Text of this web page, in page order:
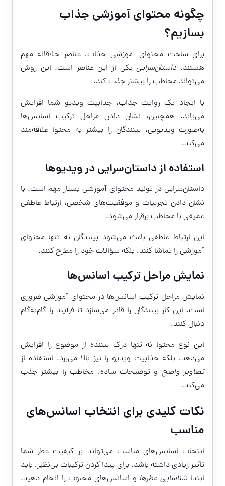
چگونه محتوای آموزشی جذاب
بسازیم؟
برای ساخت محتوای آموزشی جذاب، عناصر خلاقانه مهم
هستند. داستان‌سرایییکی از این عناصر است. این روش
می‌تواند مخاطب را بیشتر جذب کند.
با ایجاد یک روایت جذاب، جذابیت ویدیو شما افزایش
می‌یابد. همچنین، نشان دادن مراحل ترکیب اسانس‌ها
به‌صورت ویدیویی، بینندگان را بیشتر به محتوا علاقه‌مند
می‌کند.
استفاده از داستان‌سرایی در ویدیوها
داستان‌سرایی در تولید محتوای آموزشی بسیار مهم است. با
نشان دادن تجربیات و موفقیت‌های شخصی، ارتباط عاطفی
عمیقی با مخاطب برقرار می‌شود.
این ارتباط عاطفی باعث می‌شود بینندگان نه تنها محتوای
آموزشی را تماشا کنند، بلکه سؤالات خود را مطرح کنند.
نمایش مراحل ترکیب اسانس‌ها
نمایش مراحل ترکیب اسانس‌ها در محتوای آموزشی ضروری
است. این کار بینندگان را قادر می‌سازد تا فرآیند را گام‌به‌گام
دنبال کنند.
این نوع محتوا نه تنها درک بیننده از موضوع را افزایش
می‌دهد، بلکه جذابیت ویدیو را نیز بالا می‌برد. استفاده از
تصاویر واضح و توضیحات ساده، مخاطب را بیشتر جذب
می‌کند.
نکات کلیدی برای انتخاب اسانس‌های
مناسب
انتخاب اسانس‌های مناسب می‌تواند بر کیفیت عطر شما
تأثیر زیادی داشته باشد. برای پیدا کردن ترکیبات بی‌نظیر، باید
ابتدا شناسایی عطرها و اسانس‌های محبوب را انجام دهید.